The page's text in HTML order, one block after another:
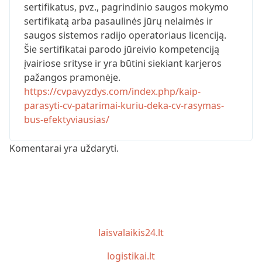
sertifikatus, pvz., pagrindinio saugos mokymo
sertifikatą arba pasaulinės jūrų nelaimės ir
saugos sistemos radijo operatoriaus licenciją.
Šie sertifikatai parodo jūreivio kompetenciją
įvairiose srityse ir yra būtini siekiant karjeros
pažangos pramonėje.
https://cvpavyzdys.com/index.php/kaip-
parasyti-cv-patarimai-kuriu-deka-cv-rasymas-
bus-efektyviausias/
Komentarai yra uždaryti.
laisvalaikis24.lt
logistikai.lt